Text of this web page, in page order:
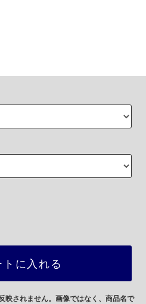
トに入れる
映されません。画像ではなく、商品名で